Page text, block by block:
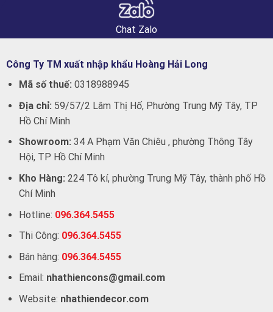
Chat Zalo
Công Ty TM xuất nhập khẩu Hoàng Hải Long
Mã số thuế: 0318988945
Địa chỉ: 59/57/2 Lâm Thị Hố, Phường Trung Mỹ Tây, TP
Hồ Chí Minh
Showroom: 34 A Phạm Văn Chiêu , phường Thông Tây
Hội, TP Hồ Chí Minh
Kho Hàng: 224 Tô kí, phường Trung Mỹ Tây, thành phố Hồ
Chí Minh
Hotline: 096.364.5455
Thi Công: 096.364.5455
Bán hàng: 096.364.5455
Email: nhathiencons@gmail.com
Website: nhathiendecor.com